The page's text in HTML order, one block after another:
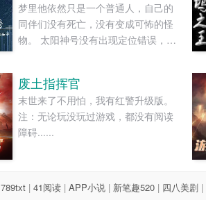
梦里他依然只是一个普通人，自己的
同伴们没有死亡，没有变成可怖的怪
物。 太阳神号没有出现定位错误，迁
然而，当他睁开眼睛，对上那些围绕
在他身边的巨大生物—— 那些深红色
的复眼，那可怕的鞘翅与节肢…… 还
有空气中萦绕着的浓厚的信息素 林希
昔。 他早已不再是人， 他是祂们的孕
废土指挥官
末世来了不用怕，我有红警升级版。
注：无论玩没玩过游戏，都没有阅读
障碍......
789txt | 41阅读 | APP小说 | 新笔趣520 | 四八美剧 |